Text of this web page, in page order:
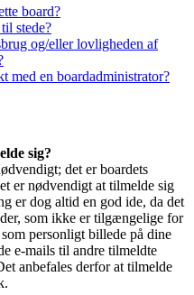
board?
stede?
og/eller lovligheden af
med en boardadministrator?
sig?
det er boardets
er nødvendigt at tilmelde sig
er dog altid en god ide, da det
som ikke er tilgængelige for
personligt billede på dine
e-mails til andre tilmeldte
anbefales derfor at tilmelde